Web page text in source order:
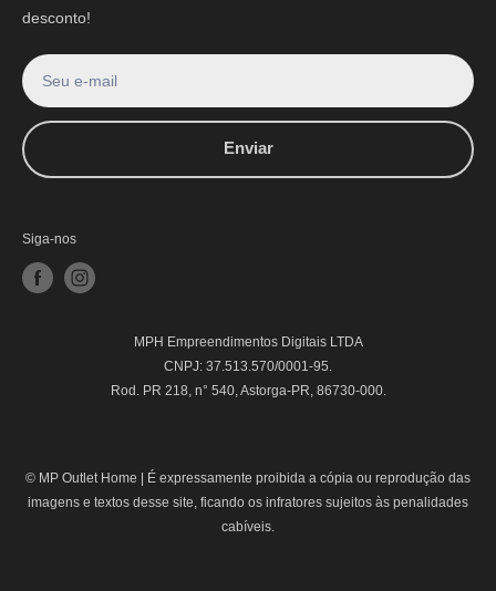
desconto!
Seu e-mail
Enviar
Siga-nos
MPH Empreendimentos Digitais LTDA
CNPJ: 37.513.570/0001-95.
Rod. PR 218, n° 540, Astorga-PR, 86730-000.
© MP Outlet Home |
É expressamente proibida a cópia ou reprodução das
imagens e textos desse site, ficando os infratores sujeitos às penalidades
cabíveis.